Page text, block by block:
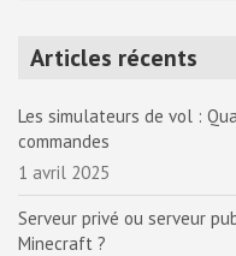
Articles récents
Les simulateurs de vol :
commandes
1 avril 2025
Serveur privé ou serveur
Minecraft ?